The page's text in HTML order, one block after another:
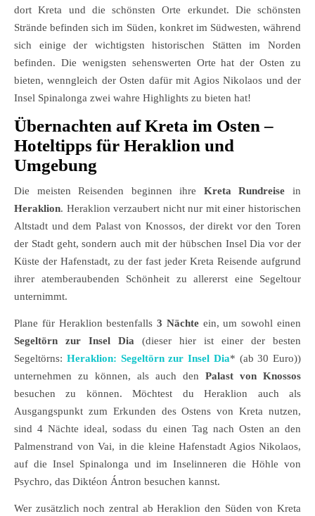
dort Kreta und die schönsten Orte erkundet. Die schönsten
Strände befinden sich im Süden, konkret im Südwesten, während
sich einige der wichtigsten historischen Stätten im Norden
befinden. Die wenigsten sehenswerten Orte hat der Osten zu
bieten, wenngleich der Osten dafür mit Agios Nikolaos und der
Insel Spinalonga zwei wahre Highlights zu bieten hat!
Übernachten auf Kreta im Osten –
Hoteltipps für Heraklion und
Umgebung
Die meisten Reisenden beginnen ihre Kreta Rundreise in
Heraklion. Heraklion verzaubert nicht nur mit einer historischen
Altstadt und dem Palast von Knossos, der direkt vor den Toren
der Stadt geht, sondern auch mit der hübschen Insel Dia vor der
Küste der Hafenstadt, zu der fast jeder Kreta Reisende aufgrund
ihrer atemberaubenden Schönheit zu allererst eine Segeltour
unternimmt.
Plane für Heraklion bestenfalls3 Nächteein, um sowohl einen
Segeltörn zur Insel Dia (dieser hier ist einer der besten
Segeltörns: Heraklion: Segeltörn zur Insel Dia* (ab 30 Euro))
unternehmen zu können, als auch den Palast von Knossos
besuchen zu können. Möchtest du Heraklion auch als
Ausgangspunkt zum Erkunden des Ostens von Kreta nutzen,
sind 4 Nächte ideal, sodass du einen Tag nach Osten an den
Palmenstrand von Vai, in die kleine Hafenstadt Agios Nikolaos,
auf die Insel Spinalonga und im Inselinneren die Höhle von
Psychro, das Diktéon Ántron besuchen kannst.
Wer zusätzlich noch zentral ab Heraklion den Süden von Kreta